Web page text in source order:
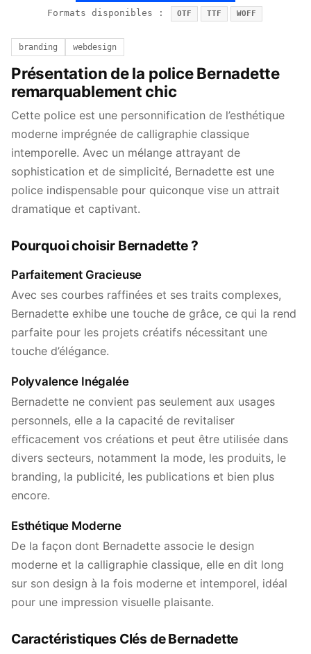
Formats disponibles : OTF TTF WOFF
branding webdesign
Présentation de la police Bernadette
remarquablement chic
Cette police est une personnification de l’esthétique
moderne imprégnée de calligraphie classique
intemporelle. Avec un mélange attrayant de
sophistication et de simplicité, Bernadette est une
police indispensable pour quiconque vise un attrait
dramatique et captivant.
Pourquoi choisir Bernadette ?
Parfaitement Gracieuse
Avec ses courbes raffinées et ses traits complexes,
Bernadette exhibe une touche de grâce, ce qui la rend
parfaite pour les projets créatifs nécessitant une
touche d’élégance.
Polyvalence Inégalée
Bernadette ne convient pas seulement aux usages
personnels, elle a la capacité de revitaliser
efficacement vos créations et peut être utilisée dans
divers secteurs, notamment la mode, les produits, le
branding, la publicité, les publications et bien plus
encore.
Esthétique Moderne
De la façon dont Bernadette associe le design
moderne et la calligraphie classique, elle en dit long
sur son design à la fois moderne et intemporel, idéal
pour une impression visuelle plaisante.
Caractéristiques Clés de Bernadette